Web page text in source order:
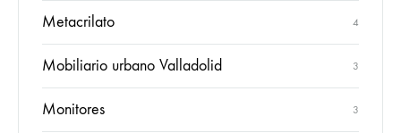
Metacrilato 4
Mobiliario urbano Valladolid 3
Monitores 3